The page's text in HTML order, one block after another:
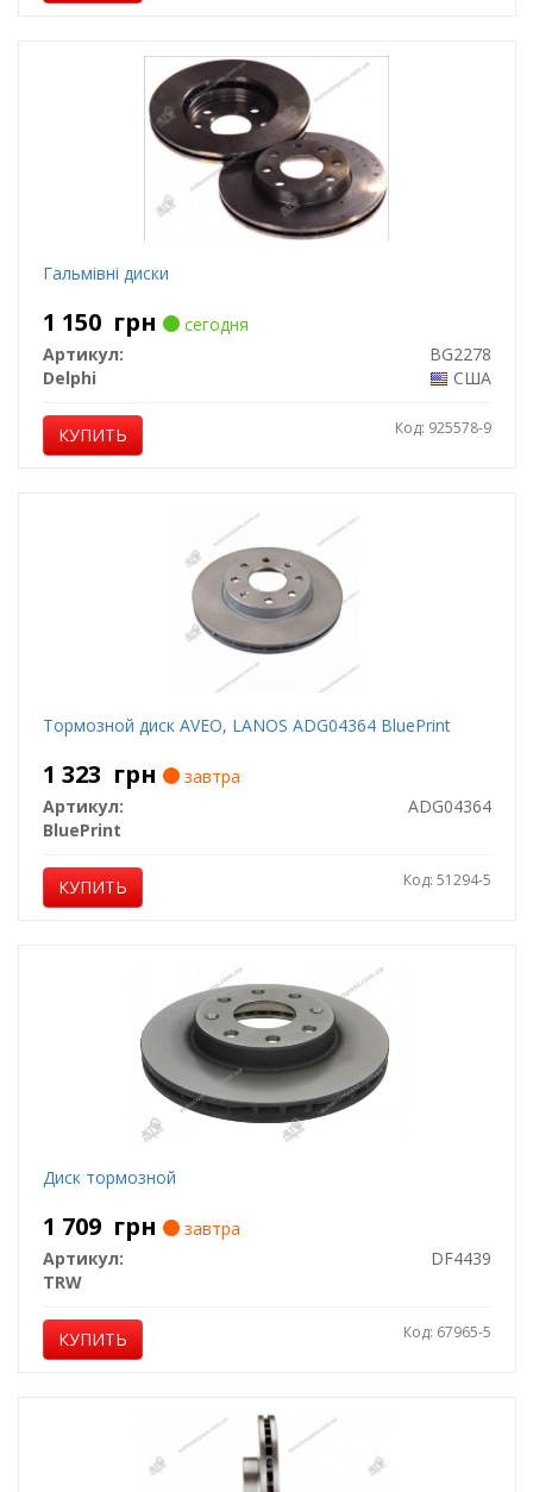
Гальмівні диски
1 150 грн
сегодня
Артикул:
BG2278
Delphi
США
КУПИТЬ Код: 925578-9
Тормозной диск AVEO, LANOS ADG04364 BluePrint
1 323 грн
завтра
Артикул:
ADG04364
BluePrint
КУПИТЬ Код: 51294-5
Диск тормозной
1 709 грн
завтра
Артикул:
DF4439
TRW
КУПИТЬ Код: 67965-5